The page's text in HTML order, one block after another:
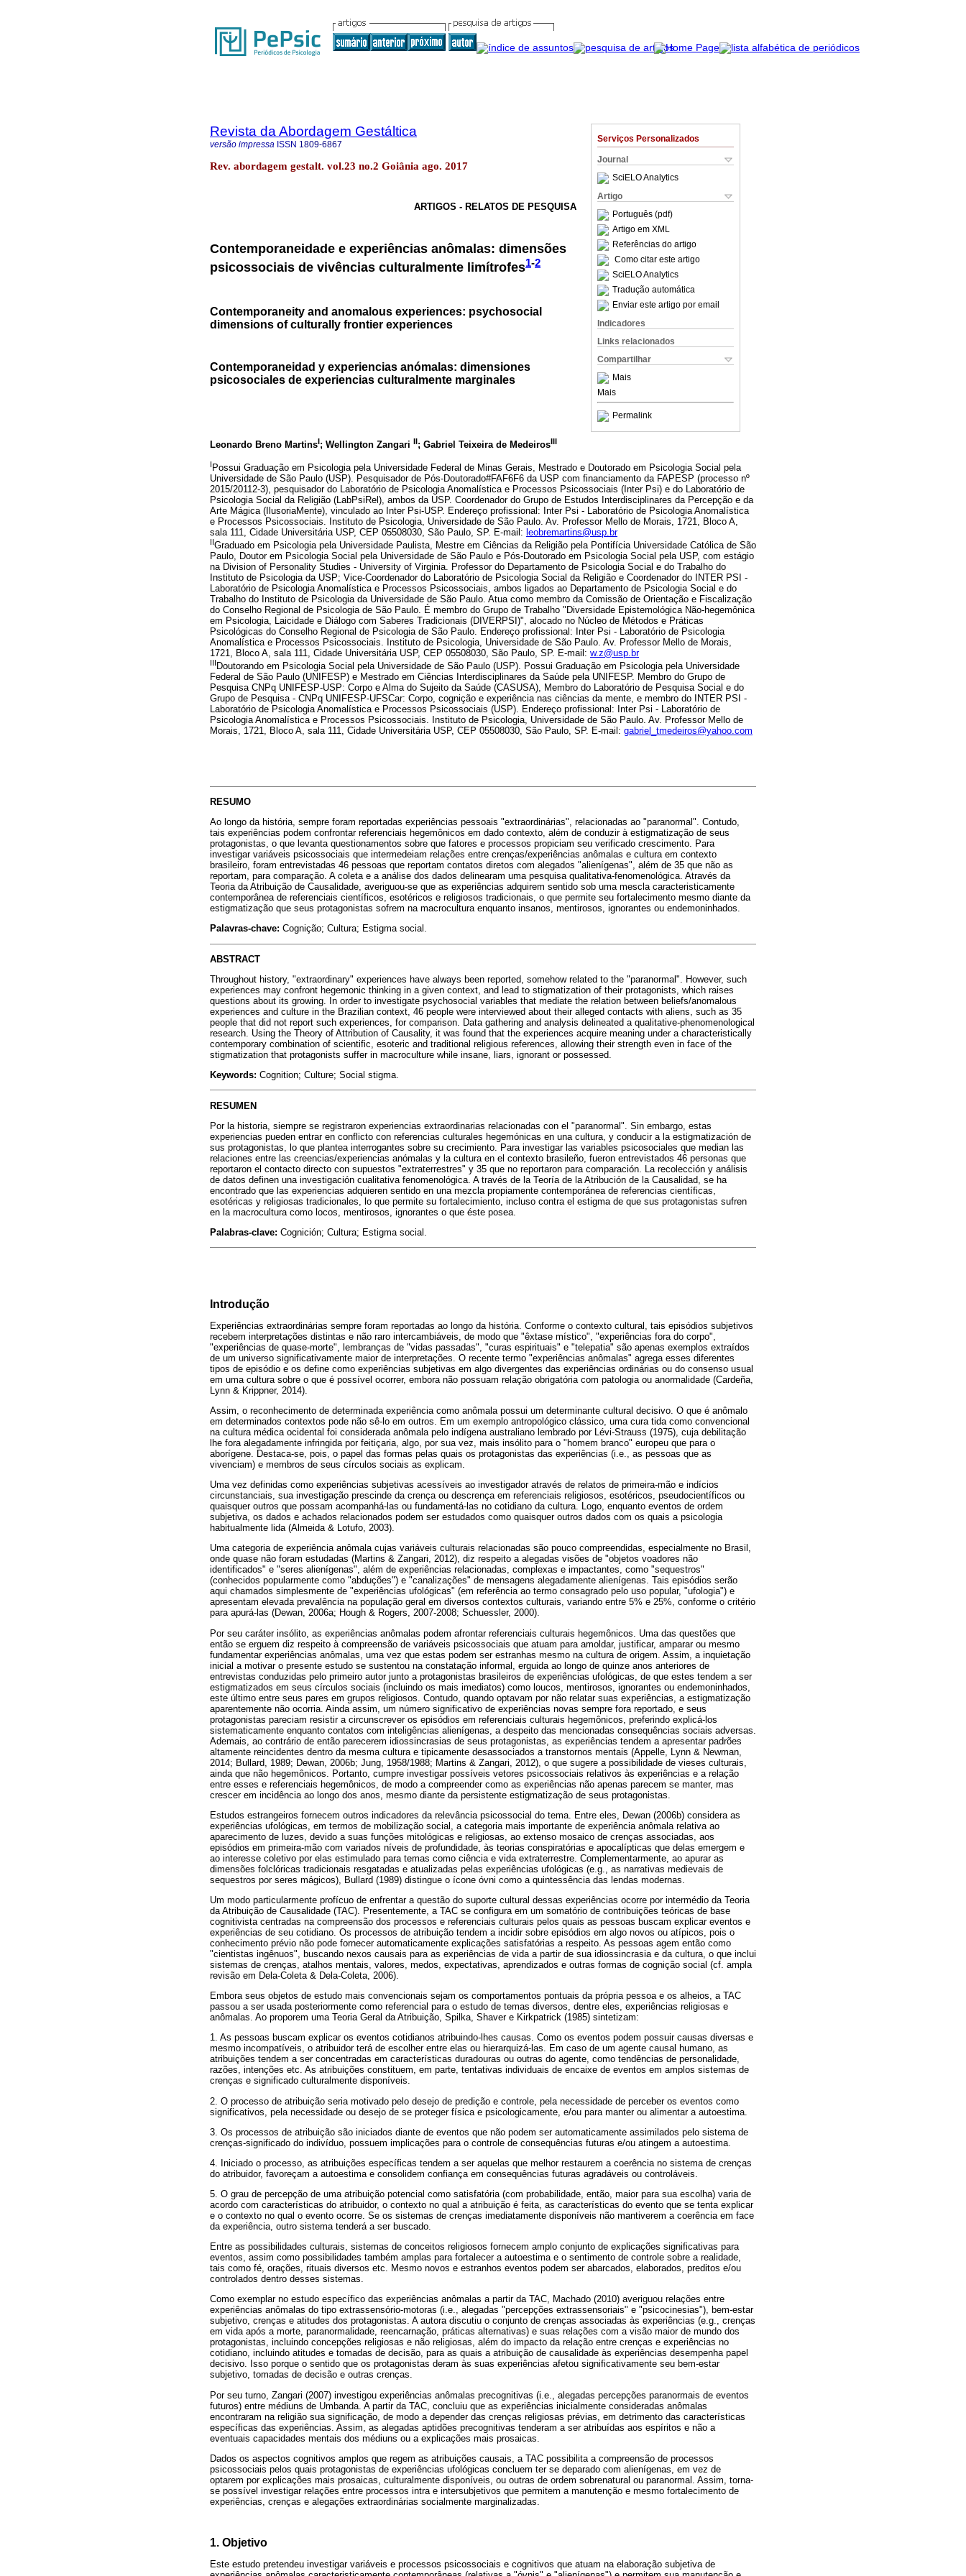
Serviços Personalizados
Journal
SciELO Analytics
Artigo
Português (pdf)
Artigo em XML
Referências do artigo
Como citar este artigo
SciELO Analytics
Tradução automática
Enviar este artigo por email
Indicadores
Links relacionados
Compartilhar
Mais
Mais
Permalink
Revista da Abordagem Gestáltica
versão impressa ISSN 1809-6867
Rev. abordagem gestalt. vol.23 no.2 Goiânia ago. 2017
ARTIGOS - RELATOS DE PESQUISA
Contemporaneidade e experiências anômalas: dimensões
psicossociais de vivências culturalmente limítrofes1-2
Contemporaneity and anomalous experiences: psychosocial
dimensions of culturally frontier experiences
Contemporaneidad y experiencias anómalas: dimensiones
psicosociales de experiencias culturalmente marginales
Leonardo Breno MartinsI; Wellington Zangari II; Gabriel Teixeira de MedeirosIII
IPossui Graduação em Psicologia pela Universidade Federal de Minas Gerais, Mestrado e Doutorado em Psicologia Social pela
Universidade de São Paulo (USP). Pesquisador de Pós-Doutorado#FAF6F6 da USP com financiamento da FAPESP (processo nº
2015/20112-3), pesquisador do Laboratório de Psicologia Anomalística e Processos Psicossociais (Inter Psi) e do Laboratório de
Psicologia Social da Religião (LabPsiRel), ambos da USP. Coordenador do Grupo de Estudos Interdisciplinares da Percepção e da
Arte Mágica (IlusoriaMente), vinculado ao Inter Psi-USP. Endereço profissional: Inter Psi - Laboratório de Psicologia Anomalística
e Processos Psicossociais. Instituto de Psicologia, Universidade de São Paulo. Av. Professor Mello de Morais, 1721, Bloco A,
sala 111, Cidade Universitária USP, CEP 05508030, São Paulo, SP. E-mail: leobremartins@usp.br
IIGraduado em Psicologia pela Universidade Paulista, Mestre em Ciências da Religião pela Pontifícia Universidade Católica de São
Paulo, Doutor em Psicologia Social pela Universidade de São Paulo e Pós-Doutorado em Psicologia Social pela USP, com estágio
na Division of Personality Studies - University of Virginia. Professor do Departamento de Psicologia Social e do Trabalho do
Instituto de Psicologia da USP; Vice-Coordenador do Laboratório de Psicologia Social da Religião e Coordenador do INTER PSI -
Laboratório de Psicologia Anomalística e Processos Psicossociais, ambos ligados ao Departamento de Psicologia Social e do
Trabalho do Instituto de Psicologia da Universidade de São Paulo. Atua como membro da Comissão de Orientação e Fiscalização
do Conselho Regional de Psicologia de São Paulo. É membro do Grupo de Trabalho "Diversidade Epistemológica Não-hegemônica
em Psicologia, Laicidade e Diálogo com Saberes Tradicionais (DIVERPSI)", alocado no Núcleo de Métodos e Práticas
Psicológicas do Conselho Regional de Psicologia de São Paulo. Endereço profissional: Inter Psi - Laboratório de Psicologia
Anomalística e Processos Psicossociais. Instituto de Psicologia, Universidade de São Paulo. Av. Professor Mello de Morais,
1721, Bloco A, sala 111, Cidade Universitária USP, CEP 05508030, São Paulo, SP. E-mail: w.z@usp.br
III Doutorando em Psicologia Social pela Universidade de São Paulo (USP). Possui Graduação em Psicologia pela Universidade
Federal de São Paulo (UNIFESP) e Mestrado em Ciências Interdisciplinares da Saúde pela UNIFESP. Membro do Grupo de
Pesquisa CNPq UNIFESP-USP: Corpo e Alma do Sujeito da Saúde (CASUSA), Membro do Laboratório de Pesquisa Social e do
Grupo de Pesquisa - CNPq UNIFESP-UFSCar: Corpo, cognição e experiência nas ciências da mente, e membro do INTER PSI -
Laboratório de Psicologia Anomalística e Processos Psicossociais (USP). Endereço profissional: Inter Psi - Laboratório de
Psicologia Anomalística e Processos Psicossociais. Instituto de Psicologia, Universidade de São Paulo. Av. Professor Mello de
Morais, 1721, Bloco A, sala 111, Cidade Universitária USP, CEP 05508030, São Paulo, SP. E-mail: gabriel_tmedeiros@yahoo.com
RESUMO
Ao longo da história, sempre foram reportadas experiências pessoais "extraordinárias", relacionadas ao "paranormal". Contudo,
tais experiências podem confrontar referenciais hegemônicos em dado contexto, além de conduzir à estigmatização de seus
protagonistas, o que levanta questionamentos sobre que fatores e processos propiciam seu verificado crescimento. Para
investigar variáveis psicossociais que intermedeiam relações entre crenças/experiências anômalas e cultura em contexto
brasileiro, foram entrevistadas 46 pessoas que reportam contatos diretos com alegados "alienígenas", além de 35 que não as
reportam, para comparação. A coleta e a análise dos dados delinearam uma pesquisa qualitativa-fenomenológica. Através da
Teoria da Atribuição de Causalidade, averiguou-se que as experiências adquirem sentido sob uma mescla caracteristicamente
contemporânea de referenciais científicos, esotéricos e religiosos tradicionais, o que permite seu fortalecimento mesmo diante da
estigmatização que seus protagonistas sofrem na macrocultura enquanto insanos, mentirosos, ignorantes ou endemoninhados.
Palavras-chave: Cognição; Cultura; Estigma social.
ABSTRACT
Throughout history, "extraordinary" experiences have always been reported, somehow related to the "paranormal". However, such
experiences may confront hegemonic thinking in a given context, and lead to stigmatization of their protagonists, which raises
questions about its growing. In order to investigate psychosocial variables that mediate the relation between beliefs/anomalous
experiences and culture in the Brazilian context, 46 people were interviewed about their alleged contacts with aliens, such as 35
people that did not report such experiences, for comparison. Data gathering and analysis delineated a qualitative-phenomenological
research. Using the Theory of Attribution of Causality, it was found that the experiences acquire meaning under a characteristically
contemporary combination of scientific, esoteric and traditional religious references, allowing their strength even in face of the
stigmatization that protagonists suffer in macroculture while insane, liars, ignorant or possessed.
Keywords: Cognition; Culture; Social stigma.
RESUMEN
Por la historia, siempre se registraron experiencias extraordinarias relacionadas con el "paranormal". Sin embargo, estas
experiencias pueden entrar en conflicto con referencias culturales hegemónicas en una cultura, y conducir a la estigmatización de
sus protagonistas, lo que plantea interrogantes sobre su crecimiento. Para investigar las variables psicosociales que median las
relaciones entre las creencias/experiencias anómalas y la cultura en el contexto brasileño, fueron entrevistados 46 personas que
reportaron el contacto directo con supuestos "extraterrestres" y 35 que no reportaron para comparación. La recolección y análisis
de datos definen una investigación cualitativa fenomenológica. A través de la Teoría de la Atribución de la Causalidad, se ha
encontrado que las experiencias adquieren sentido en una mezcla propiamente contemporánea de referencias científicas,
esotéricas y religiosas tradicionales, lo que permite su fortalecimiento, incluso contra el estigma de que sus protagonistas sufren
en la macrocultura como locos, mentirosos, ignorantes o que éste posea.
Palabras-clave: Cognición; Cultura; Estigma social.
Introdução
Experiências extraordinárias sempre foram reportadas ao longo da história. Conforme o contexto cultural, tais episódios subjetivos
recebem interpretações distintas e não raro intercambiáveis, de modo que "êxtase místico", "experiências fora do corpo",
"experiências de quase-morte", lembranças de "vidas passadas", "curas espirituais" e "telepatia" são apenas exemplos extraídos
de um universo significativamente maior de interpretações. O recente termo "experiências anômalas" agrega esses diferentes
tipos de episódio e os define como experiências subjetivas em algo divergentes das experiências ordinárias ou do consenso usual
em uma cultura sobre o que é possível ocorrer, embora não possuam relação obrigatória com patologia ou anormalidade (Cardeña,
Lynn & Krippner, 2014).
Assim, o reconhecimento de determinada experiência como anômala possui um determinante cultural decisivo. O que é anômalo
em determinados contextos pode não sê-lo em outros. Em um exemplo antropológico clássico, uma cura tida como convencional
na cultura médica ocidental foi considerada anômala pelo indígena australiano lembrado por Lévi-Strauss (1975), cuja debilitação
lhe fora alegadamente infringida por feitiçaria, algo, por sua vez, mais insólito para o "homem branco" europeu que para o
aborígene. Destaca-se, pois, o papel das formas pelas quais os protagonistas das experiências (i.e., as pessoas que as
vivenciam) e membros de seus círculos sociais as explicam.
Uma vez definidas como experiências subjetivas acessíveis ao investigador através de relatos de primeira-mão e indícios
circunstanciais, sua investigação prescinde da crença ou descrença em referenciais religiosos, esotéricos, pseudocientíficos ou
quaisquer outros que possam acompanhá-las ou fundamentá-las no cotidiano da cultura. Logo, enquanto eventos de ordem
subjetiva, os dados e achados relacionados podem ser estudados como quaisquer outros dados com os quais a psicologia
habitualmente lida (Almeida & Lotufo, 2003).
Uma categoria de experiência anômala cujas variáveis culturais relacionadas são pouco compreendidas, especialmente no Brasil,
onde quase não foram estudadas (Martins & Zangari, 2012), diz respeito a alegadas visões de "objetos voadores não
identificados" e "seres alienígenas", além de experiências relacionadas, complexas e impactantes, como "sequestros"
(conhecidos popularmente como "abduções") e "canalizações" de mensagens alegadamente alienígenas. Tais episódios serão
aqui chamados simplesmente de "experiências ufológicas" (em referência ao termo consagrado pelo uso popular, "ufologia") e
apresentam elevada prevalência na população geral em diversos contextos culturais, variando entre 5% e 25%, conforme o critério
para apurá-las (Dewan, 2006a; Hough & Rogers, 2007-2008; Schuessler, 2000).
Por seu caráter insólito, as experiências anômalas podem afrontar referenciais culturais hegemônicos. Uma das questões que
então se erguem diz respeito à compreensão de variáveis psicossociais que atuam para amoldar, justificar, amparar ou mesmo
fundamentar experiências anômalas, uma vez que estas podem ser estranhas mesmo na cultura de origem. Assim, a inquietação
inicial a motivar o presente estudo se sustentou na constatação informal, erguida ao longo de quinze anos anteriores de
entrevistas conduzidas pelo primeiro autor junto a protagonistas brasileiros de experiências ufológicas, de que estes tendem a ser
estigmatizados em seus círculos sociais (incluindo os mais imediatos) como loucos, mentirosos, ignorantes ou endemoninhados,
este último entre seus pares em grupos religiosos. Contudo, quando optavam por não relatar suas experiências, a estigmatização
aparentemente não ocorria. Ainda assim, um número significativo de experiências novas sempre fora reportado, e seus
protagonistas pareciam resistir a circunscrever os episódios em referenciais culturais hegemônicos, preferindo explicá-los
sistematicamente enquanto contatos com inteligências alienígenas, a despeito das mencionadas consequências sociais adversas.
Ademais, ao contrário de então parecerem idiossincrasias de seus protagonistas, as experiências tendem a apresentar padrões
altamente reincidentes dentro da mesma cultura e tipicamente desassociados a transtornos mentais (Appelle, Lynn & Newman,
2014; Bullard, 1989; Dewan, 2006b; Jung, 1958/1988; Martins & Zangari, 2012), o que sugere a possibilidade de vieses culturais,
ainda que não hegemônicos. Portanto, cumpre investigar possíveis vetores psicossociais relativos às experiências e a relação
entre esses e referenciais hegemônicos, de modo a compreender como as experiências não apenas parecem se manter, mas
crescer em incidência ao longo dos anos, mesmo diante da persistente estigmatização de seus protagonistas.
Estudos estrangeiros fornecem outros indicadores da relevância psicossocial do tema. Entre eles, Dewan (2006b) considera as
experiências ufológicas, em termos de mobilização social, a categoria mais importante de experiência anômala relativa ao
aparecimento de luzes, devido a suas funções mitológicas e religiosas, ao extenso mosaico de crenças associadas, aos
episódios em primeira-mão com variados níveis de profundidade, às teorias conspiratórias e apocalípticas que delas emergem e
ao interesse coletivo por elas estimulado para temas como ciência e vida extraterrestre. Complementarmente, ao apurar as
dimensões folclóricas tradicionais resgatadas e atualizadas pelas experiências ufológicas (e.g., as narrativas medievais de
sequestros por seres mágicos), Bullard (1989) distingue o ícone óvni como a quintessência das lendas modernas.
Um modo particularmente profícuo de enfrentar a questão do suporte cultural dessas experiências ocorre por intermédio da Teoria
da Atribuição de Causalidade (TAC). Presentemente, a TAC se configura em um somatório de contribuições teóricas de base
cognitivista centradas na compreensão dos processos e referenciais culturais pelos quais as pessoas buscam explicar eventos e
experiências de seu cotidiano. Os processos de atribuição tendem a incidir sobre episódios em algo novos ou atípicos, pois o
conhecimento prévio não pode fornecer automaticamente explicações satisfatórias a respeito. As pessoas agem então como
"cientistas ingênuos", buscando nexos causais para as experiências de vida a partir de sua idiossincrasia e da cultura, o que inclui
sistemas de crenças, atalhos mentais, valores, medos, expectativas, aprendizados e outras formas de cognição social (cf. ampla
revisão em Dela-Coleta & Dela-Coleta, 2006).
Embora seus objetos de estudo mais convencionais sejam os comportamentos pontuais da própria pessoa e os alheios, a TAC
passou a ser usada posteriormente como referencial para o estudo de temas diversos, dentre eles, experiências religiosas e
anômalas. Ao proporem uma Teoria Geral da Atribuição, Spilka, Shaver e Kirkpatrick (1985) sintetizam:
1. As pessoas buscam explicar os eventos cotidianos atribuindo-lhes causas. Como os eventos podem possuir causas diversas e
mesmo incompatíveis, o atribuidor terá de escolher entre elas ou hierarquizá-las. Em caso de um agente causal humano, as
atribuições tendem a ser concentradas em características duradouras ou outras do agente, como tendências de personalidade,
razões, intenções etc. As atribuições constituem, em parte, tentativas individuais de encaixe de eventos em amplos sistemas de
crenças e significado culturalmente disponíveis.
2. O processo de atribuição seria motivado pelo desejo de predição e controle, pela necessidade de perceber os eventos como
significativos, pela necessidade ou desejo de se proteger física e psicologicamente, e/ou para manter ou alimentar a autoestima.
3. Os processos de atribuição são iniciados diante de eventos que não podem ser automaticamente assimilados pelo sistema de
crenças-significado do indivíduo, possuem implicações para o controle de consequências futuras e/ou atingem a autoestima.
4. Iniciado o processo, as atribuições específicas tendem a ser aquelas que melhor restaurem a coerência no sistema de crenças
do atribuidor, favoreçam a autoestima e consolidem confiança em consequências futuras agradáveis ou controláveis.
5. O grau de percepção de uma atribuição potencial como satisfatória (com probabilidade, então, maior para sua escolha) varia de
acordo com características do atribuidor, o contexto no qual a atribuição é feita, as características do evento que se tenta explicar
e o contexto no qual o evento ocorre. Se os sistemas de crenças imediatamente disponíveis não mantiverem a coerência em face
da experiência, outro sistema tenderá a ser buscado.
Entre as possibilidades culturais, sistemas de conceitos religiosos fornecem amplo conjunto de explicações significativas para
eventos, assim como possibilidades também amplas para fortalecer a autoestima e o sentimento de controle sobre a realidade,
tais como fé, orações, rituais diversos etc. Mesmo novos e estranhos eventos podem ser abarcados, elaborados, preditos e/ou
controlados dentro desses sistemas.
Como exemplar no estudo específico das experiências anômalas a partir da TAC, Machado (2010) averiguou relações entre
experiências anômalas do tipo extrassensório-motoras (i.e., alegadas "percepções extrassensoriais" e "psicocinesias"), bem-estar
subjetivo, crenças e atitudes dos protagonistas. A autora discutiu o conjunto de crenças associadas às experiências (e.g., crenças
em vida após a morte, paranormalidade, reencarnação, práticas alternativas) e suas relações com a visão maior de mundo dos
protagonistas, incluindo concepções religiosas e não religiosas, além do impacto da relação entre crenças e experiências no
cotidiano, incluindo atitudes e tomadas de decisão, para as quais a atribuição de causalidade às experiências desempenha papel
decisivo. Isso porque o sentido que os protagonistas deram às suas experiências afetou significativamente seu bem-estar
subjetivo, tomadas de decisão e outras crenças.
Por seu turno, Zangari (2007) investigou experiências anômalas precognitivas (i.e., alegadas percepções paranormais de eventos
futuros) entre médiuns de Umbanda. A partir da TAC, concluiu que as experiências inicialmente consideradas anômalas
encontraram na religião sua significação, de modo a depender das crenças religiosas prévias, em detrimento das características
específicas das experiências. Assim, as alegadas aptidões precognitivas tenderam a ser atribuídas aos espíritos e não a
eventuais capacidades mentais dos médiuns ou a explicações mais prosaicas.
Dados os aspectos cognitivos amplos que regem as atribuições causais, a TAC possibilita a compreensão de processos
psicossociais pelos quais protagonistas de experiências ufológicas concluem ter se deparado com alienígenas, em vez de
optarem por explicações mais prosaicas, culturalmente disponíveis, ou outras de ordem sobrenatural ou paranormal. Assim, torna-
se possível investigar relações entre processos intra e intersubjetivos que permitem a manutenção e mesmo fortalecimento de
experiências, crenças e alegações extraordinárias socialmente marginalizadas.
1. Objetivo
Este estudo pretendeu investigar variáveis e processos psicossociais e cognitivos que atuam na elaboração subjetiva de